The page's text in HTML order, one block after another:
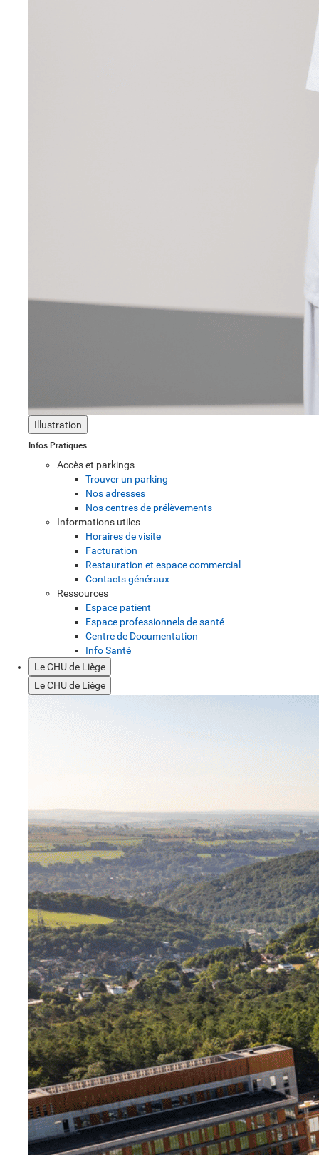
Illustration
Infos Pratiques
Accès et parkings
Trouver un parking
Nos adresses
Nos centres de prélèvements
Informations utiles
Horaires de visite
Facturation
Restauration et espace commercial
Contacts généraux
Ressources
Espace patient
Espace professionnels de santé
Centre de Documentation
Info Santé
Le CHU de Liège
Le CHU de Liège